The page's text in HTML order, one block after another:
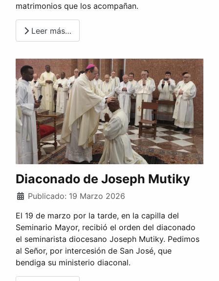
matrimonios que los acompañan.
Leer más…
Diaconado de Joseph Mutiky
Publicado: 19 Marzo 2026
El 19 de marzo por la tarde, en la capilla del
Seminario Mayor, recibió el orden del diaconado
el seminarista diocesano Joseph Mutiky. Pedimos
al Señor, por intercesión de San José, que
bendiga su ministerio diaconal.